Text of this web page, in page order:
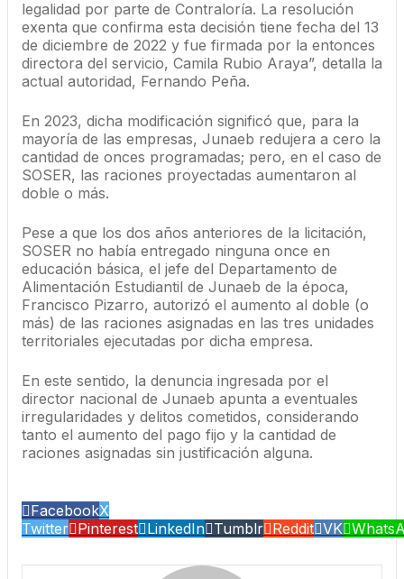
legalidad por parte de Contraloría. La resolución
exenta que confirma esta decisión tiene fecha del 13
de diciembre de 2022 y fue firmada por la entonces
directora del servicio, Camila Rubio Araya”, detalla la
actual autoridad, Fernando Peña.
En 2023, dicha modificación significó que, para la
mayoría de las empresas, Junaeb redujera a cero la
cantidad de onces programadas; pero, en el caso de
SOSER, las raciones proyectadas aumentaron al
doble o más.
Pese a que los dos años anteriores de la licitación,
SOSER no había entregado ninguna once en
educación básica, el jefe del Departamento de
Alimentación Estudiantil de Junaeb de la época,
Francisco Pizarro, autorizó el aumento al doble (o
más) de las raciones asignadas en las tres unidades
territoriales ejecutadas por dicha empresa.
En este sentido, la denuncia ingresada por el
director nacional de Junaeb apunta a eventuales
irregularidades y delitos cometidos, considerando
tanto el aumento del pago fijo y la cantidad de
raciones asignadas sin justificación alguna.
FacebookX
Twitter Pinterest LinkedIn Tumblr Reddit VK